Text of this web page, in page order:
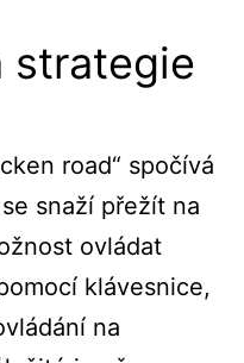
strategie
road“ spočívá
snaží přežít na
ovládat
klávesnice,
na